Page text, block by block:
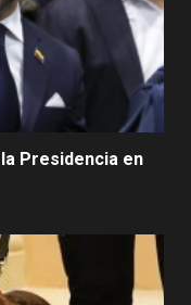
Presidencia en